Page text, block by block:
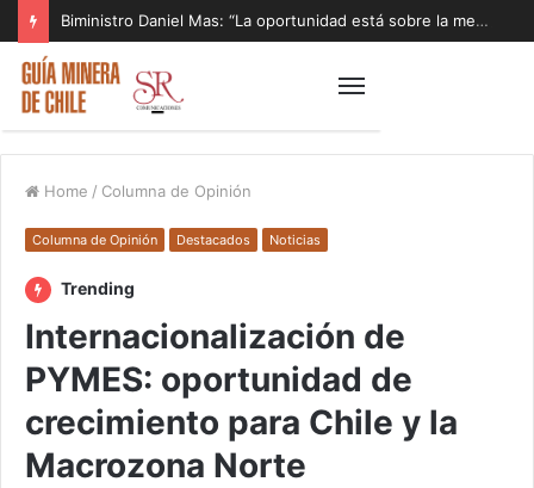
Biministro Daniel Mas: “La oportunidad está sobre la mesa y tenemos que aprovecharla”
Home / Columna de Opinión
Columna de Opinión Destacados Noticias
Trending
Internacionalización de
PYMES: oportunidad de
crecimiento para Chile y la
Macrozona Norte